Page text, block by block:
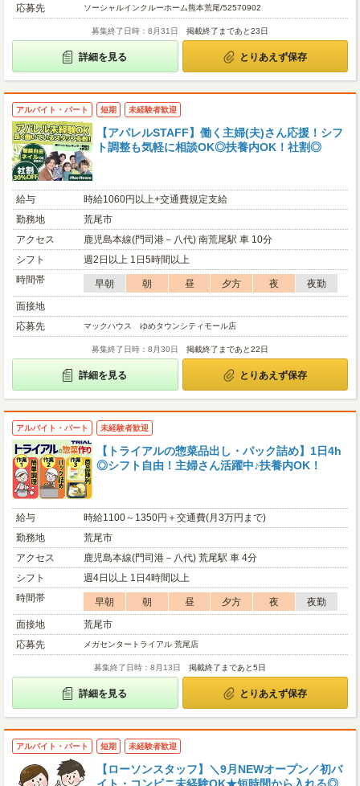
応募先
ソーシャルインクルーホーム熊本荒尾/52570902
募集終了日時：8月31日 掲載終了まであと23日
詳細を見る とりあえず保存
アルバイト・パート 短期 未経験者歓迎
【アパレルSTAFF】働く主婦(夫)さん応援！シフ
ト調整も気軽に相談OK◎扶養内OK！社割◎
給与
時給1060円以上+交通費規定支給
勤務地
荒尾市
アクセス
鹿児島本線(門司港－八代) 南荒尾駅 車 10分
シフト
週2日以上 1日5時間以上
時間帯
早朝 朝 昼 夕方 夜
夜勤
面接地
応募先
マックハウス ゆめタウンシティモール店
募集終了日時：8月30日 掲載終了まであと22日
詳細を見る とりあえず保存
アルバイト・パート 未経験者歓迎
【トライアルの惣菜品出し・パック詰め】1日4h
◎シフト自由！主婦さん活躍中♪扶養内OK！
給与
時給1100～1350円＋交通費(月3万円まで)
勤務地
荒尾市
アクセス
鹿児島本線(門司港－八代) 荒尾駅 車 4分
シフト
週4日以上 1日4時間以上
時間帯
早朝 朝 昼 夕方 夜
夜勤
面接地
荒尾市
応募先
メガセンタートライアル 荒尾店
募集終了日時：8月13日 掲載終了まであと5日
詳細を見る とりあえず保存
アルバイト・パート 短期 未経験者歓迎
【ローソンスタッフ】＼9月NEWオープン／初バ